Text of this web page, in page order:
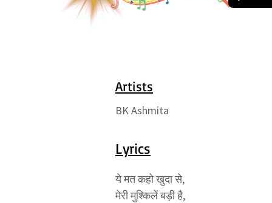
Artists
BK Ashmita
Lyrics
ये मत कहो खुदा से,
मेरी मुश्किलें बड़ी है,